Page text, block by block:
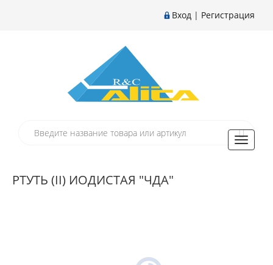
Вход | Регистрация
Toggle
РТУТЬ (II) ИОДИСТАЯ "ЧДА"